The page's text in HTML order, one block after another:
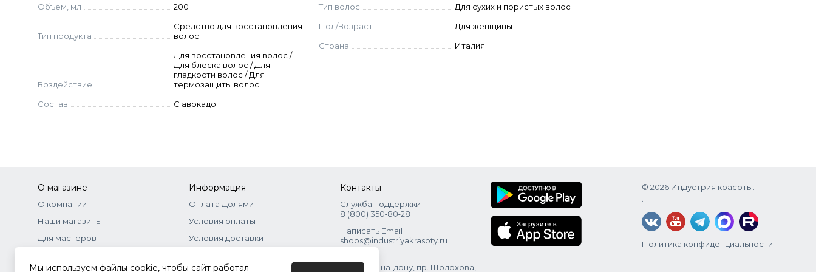
Объем, мл 200
Тип продукта
Средство для восстановления
волос
Воздействие
Для восстановления волос /
Для блеска волос / Для
гладкости волос / Для
термозащиты волос
Состав
С авокадо
Тип волос
Для сухих и пористых волос
Пол/Возраст
Для женщины
Страна
Италия
О магазине
О компании
Наши магазины
Для мастеров
Информация
Оплата Долями
Условия оплаты
Условия доставки
Контакты
Служба поддержки
8 (800) 350‑80‑28
Написать Email
shops@industriyakrasoty.ru
г. Ростов-на-дону, пр. Шолохова,
© 2026 Индустрия красоты.
Политика конфиденциальности
Мы используем файлы cookie, чтобы сайт работал